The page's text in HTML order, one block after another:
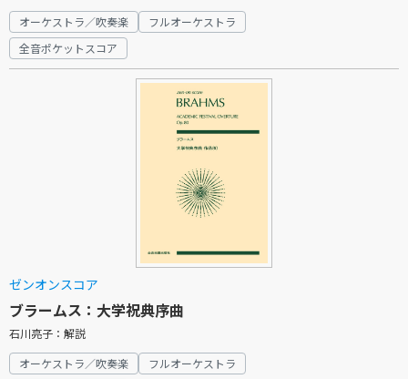
オーケストラ／吹奏楽
フルオーケストラ
全音ポケットスコア
ゼンオンスコア
ブラームス：大学祝典序曲
石川亮子：解説
オーケストラ／吹奏楽
フルオーケストラ